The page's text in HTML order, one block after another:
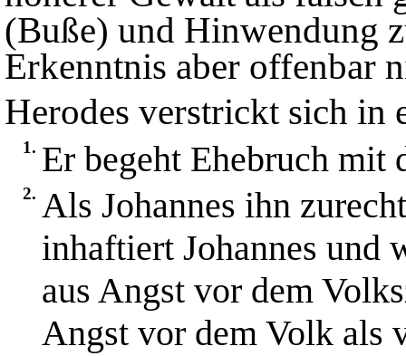
(Buße) und Hinwendung
Erkenntnis aber offenbar
Herodes verstrickt sich in
1. Er begeht Ehebruch mit
2. Als Johannes ihn
inhaftiert Johannes und
aus Angst vor dem
Angst vor dem Volk als